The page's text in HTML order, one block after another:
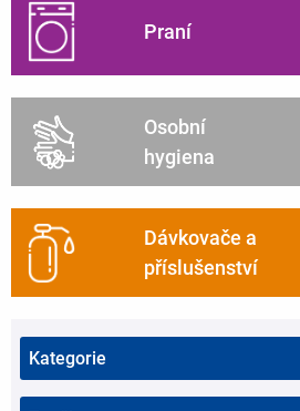
Praní
Osobní
hygiena
Dávkovače a
příslušenství